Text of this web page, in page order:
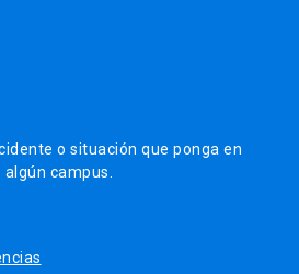
o situación que ponga en
campus.